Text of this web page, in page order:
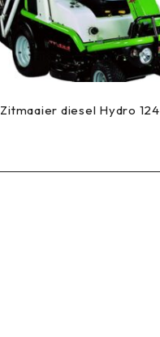
Zitmaaier diesel Hydro 124